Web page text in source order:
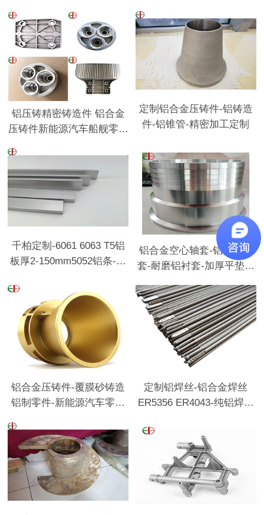
铝压铸精密铸造件 铝合金
压铸件新能源汽车船舰零部
定制铝合金压铸件-铝铸造
件-铝锥管-精密加工定制
千柏定制-6061 6063 T5铝
板厚2-150mm5052铝条-精
铝合金空心轴套-铝合金衬
套-耐磨铝衬套-加厚平垫圈
铝合金压铸件-覆膜砂铸造
铝制零件-新能源汽车零部
定制铝焊丝-铝合金焊丝
ER5356 ER4043-纯铝焊丝